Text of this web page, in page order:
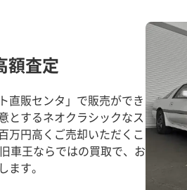
額査定
直販センタ」で販売ができ
とするネオクラシックなス
万円高くご売却いただくこ
車王ならではの買取で、お
す。